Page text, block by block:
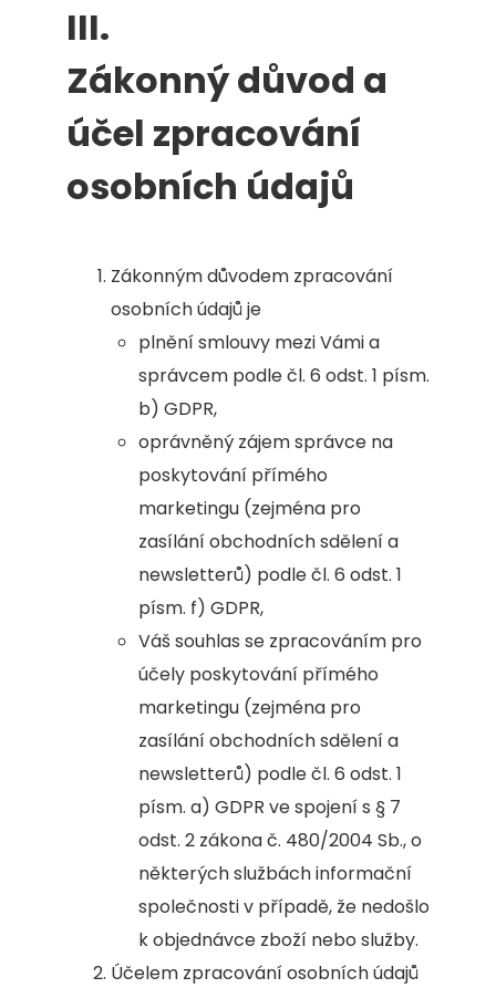
III.
Zákonný důvod a
účel zpracování
osobních údajů
Zákonným důvodem zpracování
osobních údajů je
plnění smlouvy mezi Vámi a
správcem podle čl. 6 odst. 1 písm.
b) GDPR,
oprávněný zájem správce na
poskytování přímého
marketingu (zejména pro
zasílání obchodních sdělení a
newsletterů) podle čl. 6 odst. 1
písm. f) GDPR,
Váš souhlas se zpracováním pro
účely poskytování přímého
marketingu (zejména pro
zasílání obchodních sdělení a
newsletterů) podle čl. 6 odst. 1
písm. a) GDPR ve spojení s § 7
odst. 2 zákona č. 480/2004 Sb., o
některých službách informační
společnosti v případě, že nedošlo
k objednávce zboží nebo služby.
Účelem zpracování osobních údajů